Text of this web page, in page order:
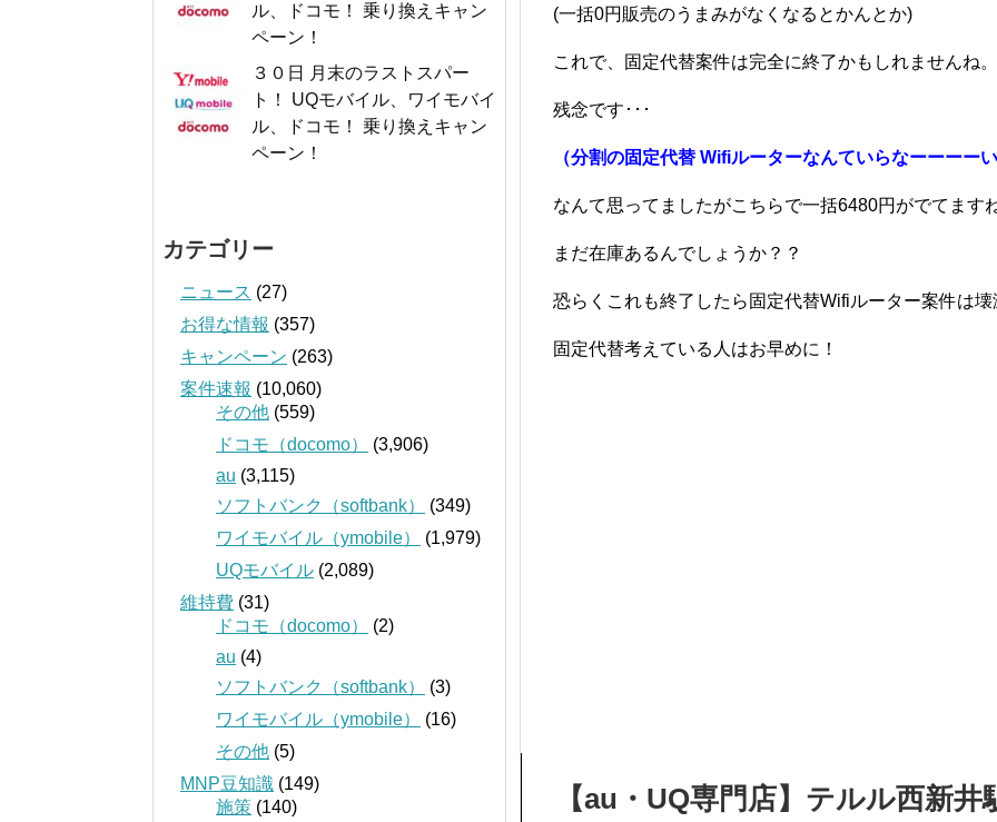
(一括0円販売のうまみがなくなるとかんとか)
これで、固定代替案件は完全に終了かもしれませんね。
残念です･･･
（分割の固定代替 Wifiルーターなんていらなーーーー
なんて思ってましたがこちらで一括6480円がでてます
まだ在庫あるんでしょうか？？
恐らくこれも終了したら固定代替Wifiルーター案件は
固定代替考えている人はお早めに！
【au・UQ専門店】テルル西新井
ル、ドコモ！ 乗り換えキャン
ペーン！
３０日 月末のラストスパー
ト！ UQモバイル、ワイモバイ
ル、ドコモ！ 乗り換えキャン
ペーン！
カテゴリー
ニュース (27)
お得な情報 (357)
キャンペーン (263)
案件速報 (10,060)
その他 (559)
ドコモ（docomo）
(3,906)
au (3,115)
ソフトバンク（softbank）
(349)
ワイモバイル（ymobile）
(1,979)
UQモバイル (2,089)
維持費 (31)
ドコモ（docomo）
(2)
au (4)
ソフトバンク（softbank）
(3)
ワイモバイル（ymobile）
(16)
その他 (5)
MNP豆知識 (149)
施策 (140)